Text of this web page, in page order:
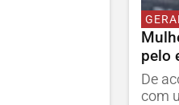
pelo
De
com